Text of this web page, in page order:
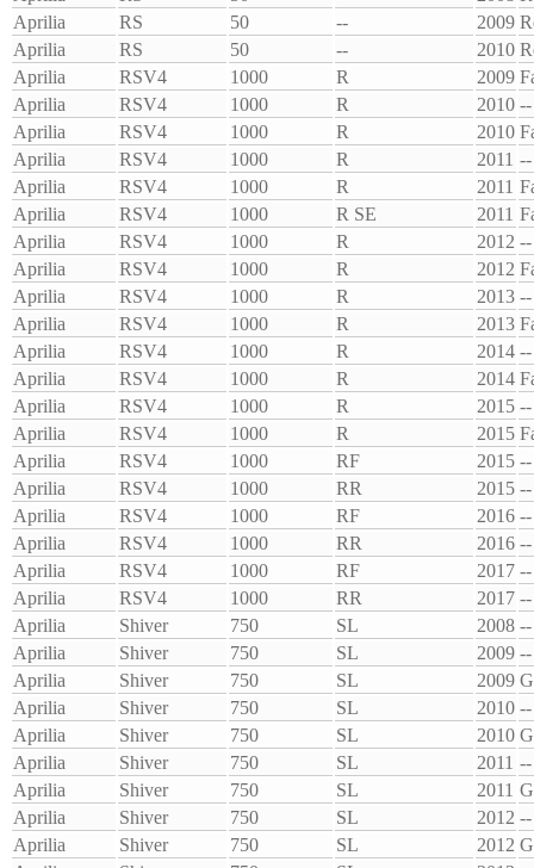
Aprilia
RS 50 -- 2009
Aprilia
RS 50 -- 2010
Aprilia
RSV4 1000 R 2009
Aprilia
RSV4 1000 R 2010 --
Aprilia
RSV4 1000 R 2010
Aprilia
RSV4 1000 R 2011 --
Aprilia
RSV4 1000 R 2011
Aprilia
RSV4 1000 R SE 2011
Aprilia
RSV4 1000 R 2012 --
Aprilia
RSV4 1000 R 2012
Aprilia
RSV4 1000 R 2013 --
Aprilia
RSV4 1000 R 2013
Aprilia
RSV4 1000 R 2014 --
Aprilia
RSV4 1000 R 2014
Aprilia
RSV4 1000 R 2015 --
Aprilia
RSV4 1000 R 2015
Aprilia
RSV4 1000 RF 2015 --
Aprilia
RSV4 1000 RR 2015 --
Aprilia
RSV4 1000 RF 2016 --
Aprilia
RSV4 1000 RR 2016 --
Aprilia
RSV4 1000 RF 2017 --
Aprilia
RSV4 1000 RR 2017 --
Aprilia
Shiver 750 SL 2008 --
Aprilia
Shiver 750 SL 2009 --
Aprilia
Shiver 750 SL 2009
Aprilia
Shiver 750 SL 2010 --
Aprilia
Shiver 750 SL 2010
Aprilia
Shiver 750 SL 2011 --
Aprilia
Shiver 750 SL 2011
Aprilia
Shiver 750 SL 2012 --
Aprilia
Shiver 750 SL 2012